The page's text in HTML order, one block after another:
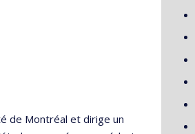
de Montréal et dirige un